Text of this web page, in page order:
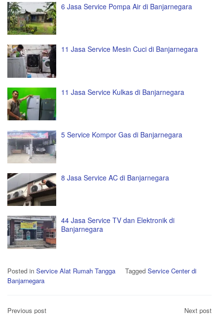
6 Jasa Service Pompa Air di Banjarnegara
11 Jasa Service Mesin Cuci di Banjarnegara
11 Jasa Service Kulkas di Banjarnegara
5 Service Kompor Gas di Banjarnegara
8 Jasa Service AC di Banjarnegara
44 Jasa Service TV dan Elektronik di
Banjarnegara
Posted in Service Alat Rumah Tangga Tagged Service Center di
Banjarnegara
Post
Previous post Next post